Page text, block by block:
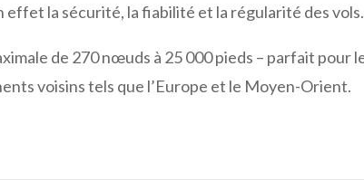
la sécurité, la fiabilité et la régularité des vols.
de 270 nœuds à 25 000 pieds – parfait pour
voisins tels que l’Europe et le Moyen-Orient.